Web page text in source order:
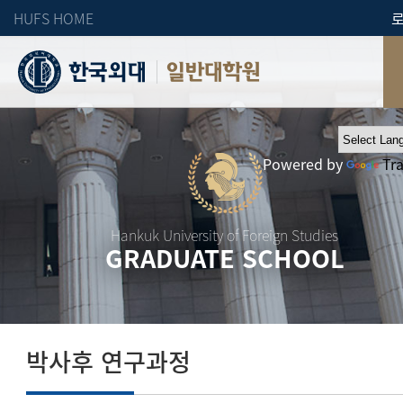
HUFS HOME
일반대학원
Hankuk University of Foreign Studies
GRADUATE SCHOOL
Powered by
박사후 연구과정